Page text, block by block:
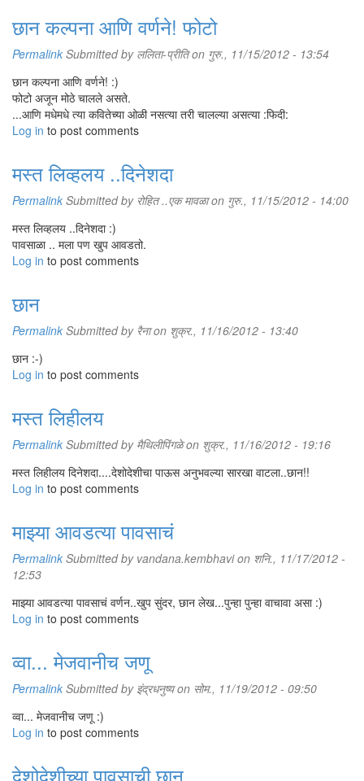
छान कल्पना आणि वर्णने! फोटो
Permalink Submitted by ललिता-प्रीतिon गुरु., 11/15/2012 - 13:54
छान कल्पना आणि वर्णने! :)
फोटो अजून मोठे चालले असते.
...आणि मधेमधे त्या कवितेच्या ओळी नसत्या तरी चालल्या असत्या :फिदी:
Log in to post comments
मस्त लिव्हलय ..दिनेशदा
Permalink Submitted by रोहित ..एक मावळाon गुरु., 11/15/2012 - 14:00
मस्त लिव्हलय ..दिनेशदा :)
पावसाळा .. मला पण खुप आवडतो.
Log in to post comments
छान
Permalink Submitted by रैनाon शुक्र., 11/16/2012 - 13:40
छान :-)
Log in to post comments
मस्त लिहीलय
Permalink Submitted by मैथिलीपिंगळेon शुक्र., 11/16/2012 - 19:16
मस्त लिहीलय दिनेशदा....देशोदेशीचा पाऊस अनुभवल्या सारखा वाटला..छान!!
Log in to post comments
माझ्या आवडत्या पावसाचं
Permalink Submitted by vandana.kembhavion शनि., 11/17/2012 -
12:53
माझ्या आवडत्या पावसाचं वर्णन..खुप सुंदर, छान लेख...पुन्हा पुन्हा वाचावा असा :)
Log in to post comments
व्वा... मेजवानीच जणू
Permalink Submitted by इंद्रधनुष्यon सोम., 11/19/2012 - 09:50
व्वा... मेजवानीच जणू :)
Log in to post comments
देशोदेशीच्या पावसाची छान